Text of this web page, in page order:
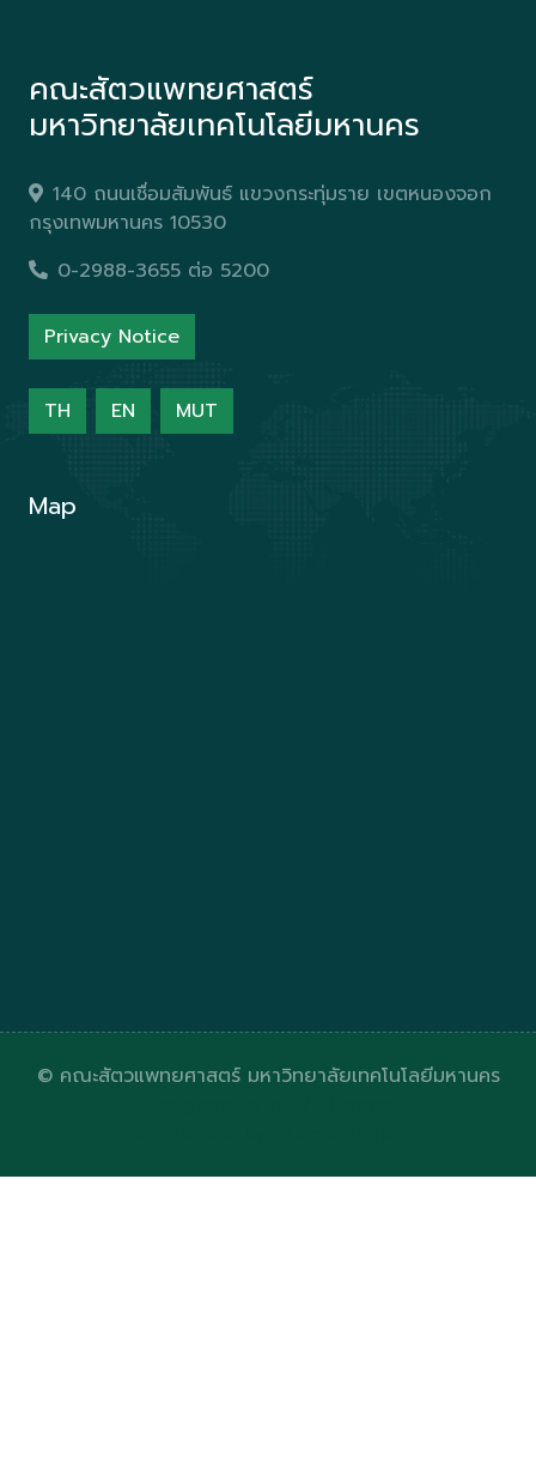
คณะสัตวแพทยศาสตร์
มหาวิทยาลัยเทคโนโลยีมหานคร
140 ถนนเชื่อมสัมพันธ์ แขวงกระทุ่มราย เขตหนองจอก
กรุงเทพมหานคร 10530
0-2988-3655 ต่อ 5200
Privacy Notice
TH EN MUT
Map
© คณะสัตวแพทยศาสตร์ มหาวิทยาลัยเทคโนโลยีมหานคร